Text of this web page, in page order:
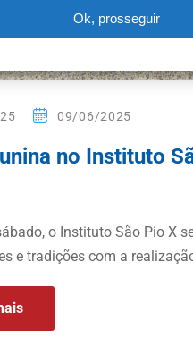
Ok, prosseguir
09/06/2025
no Instituto
o Instituto São Pio X
e tradições com a